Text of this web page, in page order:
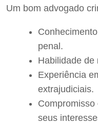
Um bom advogado
penal.
Habilidade de
Experiência
extrajudiciais.
seus